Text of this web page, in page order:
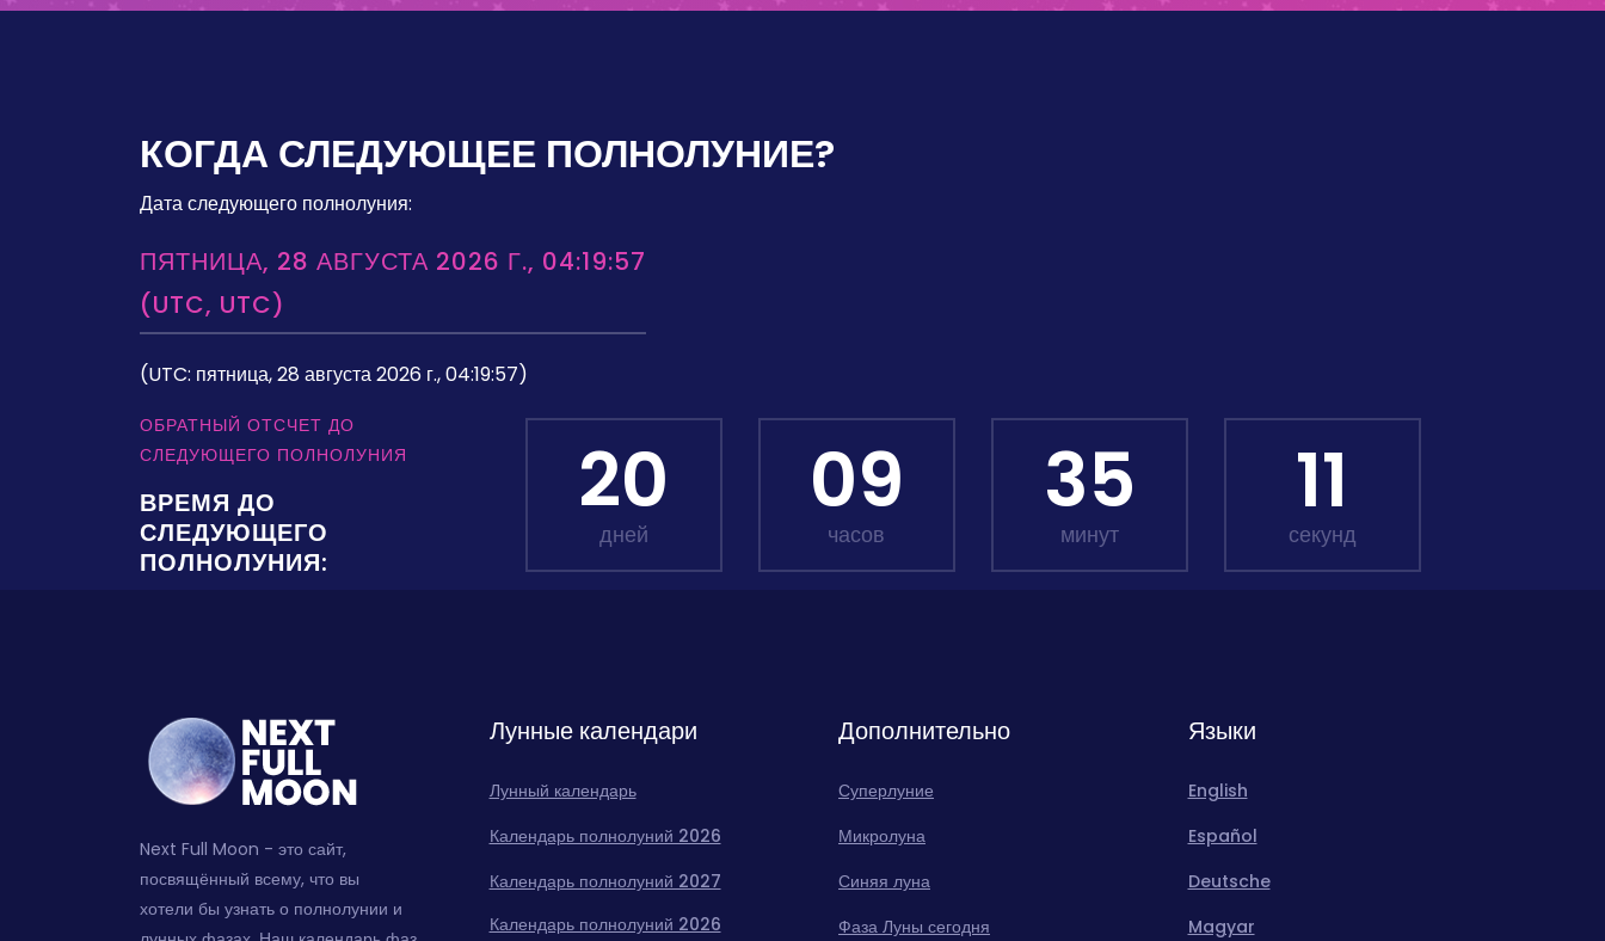
КОГДА СЛЕДУЮЩЕЕ ПОЛНОЛУНИЕ?
Дата следующего полнолуния:
ПЯТНИЦА, 28 АВГУСТА 2026 Г., 04:19:57
(UTC, UTC)
(UTC: пятница, 28 августа 2026 г., 04:19:57)
ОБРАТНЫЙ ОТСЧЕТ ДО
СЛЕДУЮЩЕГО ПОЛНОЛУНИЯ
ВРЕМЯ ДО
СЛЕДУЮЩЕГО
ПОЛНОЛУНИЯ:
20
дней
09
часов
35
минут
10
секунд
Next Full Moon - это сайт,
посвящённый всему, что вы
хотели бы узнать о полнолунии и
Лунные календари
Лунный календарь
Календарь полнолуний 2026
Календарь полнолуний 2027
Календарь полнолуний 2026
Дополнительно
Суперлуние
Микролуна
Синяя луна
Фаза Луны сегодня
Языки
English
Español
Deutsche
Magyar